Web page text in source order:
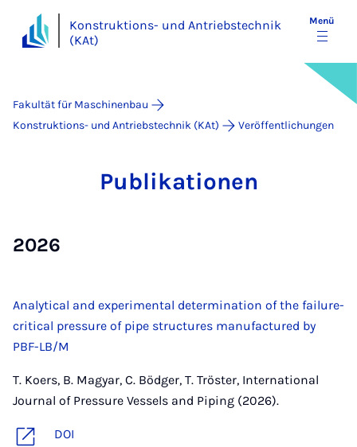
Konstruktions- und Antriebstechnik
(KAt)
Menü
Fakultät für Maschinenbau
Konstruktions- und Antriebstechnik (KAt)
Veröffentlichungen
Pu­bli­ka­ti­o­nen
2026
Analytical and experimental determination of the failure-
critical pressure of pipe structures manufactured by
PBF-LB/M
T. Koers, B. Magyar, C. Bödger, T. Tröster, International
Journal of Pressure Vessels and Piping (2026).
DOI